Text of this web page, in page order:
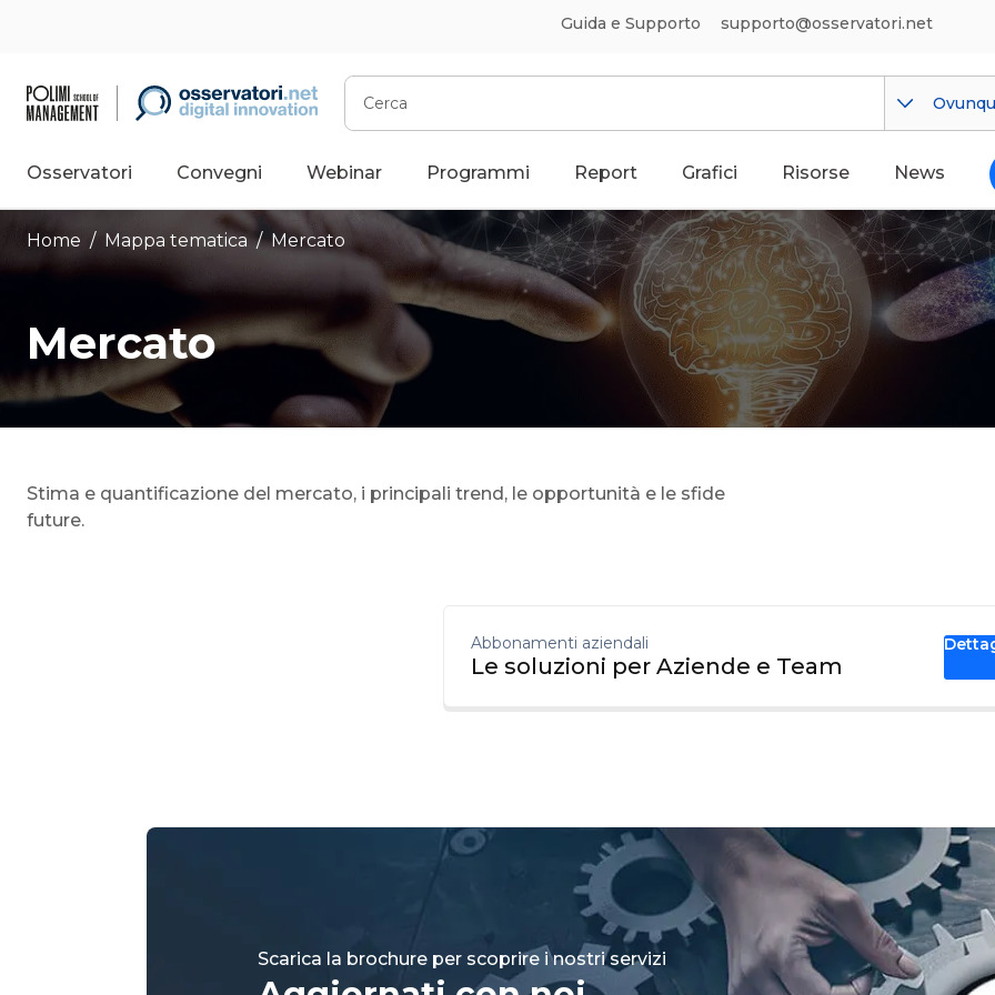
Guida e Supporto supporto@osservatori.net
Cerca
Osservatori Convegni Webinar Programmi Report Grafici Risorse News
Home / Mappa tematica /Mercato
Mercato
Stima e quantificazione del mercato, i principali trend, le opportunità e le sfide
future.
Abbonamenti aziendali
Le soluzioni per Aziende e Team
Scarica la brochure per scoprire i nostri servizi